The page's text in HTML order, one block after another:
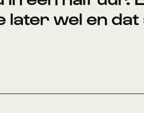
later wel en dat